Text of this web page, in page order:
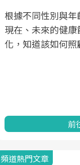
根據不同性別與年
現在、未來的健
化，知道該如何照
前
頻道熱門文章